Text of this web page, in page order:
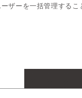
ザーを一括管理するこ